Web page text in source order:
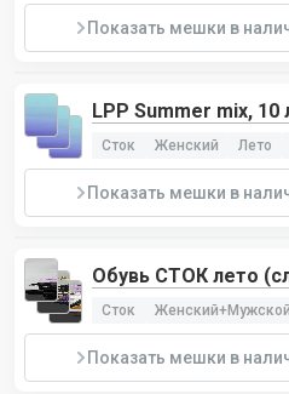
Показать мешки в
LPP Summer mix, 10
Сток Женский Лето
Показать мешки в
Обувь СТОК лето
Сток Женский+Мужской
Показать мешки в